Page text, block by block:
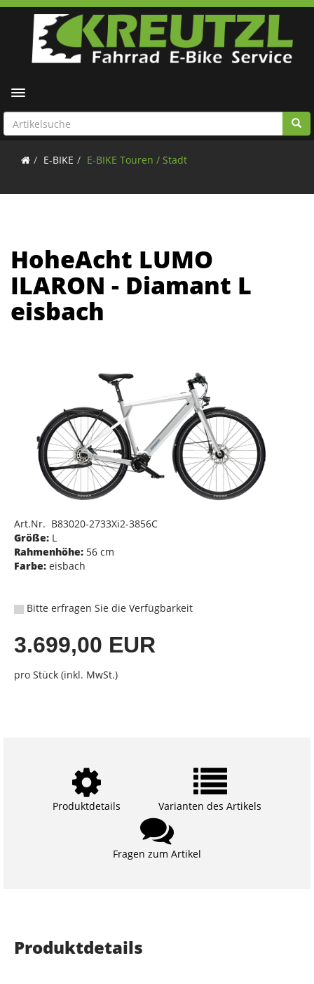
Toggle navigation
E-BIKE E-BIKE Touren / Stadt
HoheAcht LUMO
ILARON - Diamant L
eisbach
Art.Nr. B83020-2733Xi2-3856C
Größe: L
Rahmenhöhe: 56 cm
Farbe: eisbach
Bitte erfragen Sie die Verfügbarkeit
3.699,00 EUR
pro Stück (inkl. MwSt.)
Produktdetails Varianten des Artikels
Fragen zum Artikel
Produktdetails